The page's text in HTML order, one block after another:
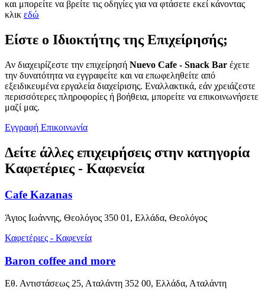
και μπορείτε να βρείτε τις οδηγίες για να φτάσετε εκεί κάνοντας
κλικ εδώ
Είστε ο Ιδιοκτήτης της Επιχείρησής;
Αν διαχειρίζεστε την επιχείρησή Nuevo Cafe - Snack Bar έχετε
την δυνατότητα να εγγραφείτε και να επωφεληθείτε από
εξειδικευμένα εργαλεία διαχείρισης. Εναλλακτικά, εάν χρειάζεστε
περισσότερες πληροφορίες ή βοήθεια, μπορείτε να επικοινωνήσετε
μαζί μας.
Εγγραφή Επικοινωνία
Δείτε άλλες επιχειρήσεις στην κατηγορία
Καφετέριες - Καφενεία
Cafe Kazanas
Άγιος Ιωάννης, Θεολόγος 350 01, Ελλάδα, Θεολόγος
Καφετέριες - Καφενεία
Baron coffee and more
Εθ. Αντιστάσεως 25, Αταλάντη 352 00, Ελλάδα, Αταλάντη